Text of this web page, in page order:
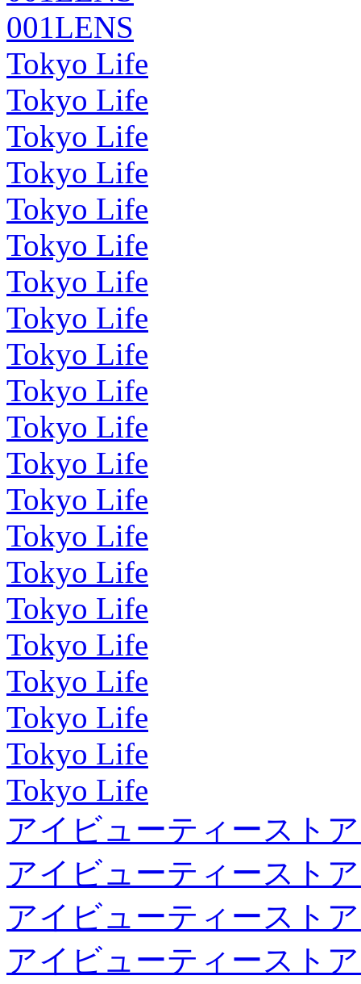
001LENS
Tokyo Life
Tokyo Life
Tokyo Life
Tokyo Life
Tokyo Life
Tokyo Life
Tokyo Life
Tokyo Life
Tokyo Life
Tokyo Life
Tokyo Life
Tokyo Life
Tokyo Life
Tokyo Life
Tokyo Life
Tokyo Life
Tokyo Life
Tokyo Life
Tokyo Life
Tokyo Life
Tokyo Life
アイビューティースト
アイビューティースト
アイビューティースト
アイビューティースト